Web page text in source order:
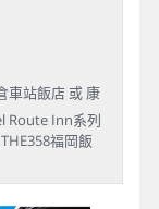
車站飯店 或 康
Route Inn系列
福岡飯